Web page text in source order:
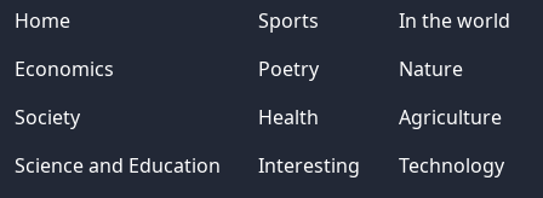
Home
Economics
Society
Science and Education
Sports
Poetry
Health
Interesting
In the world
Nature
Agriculture
Technology